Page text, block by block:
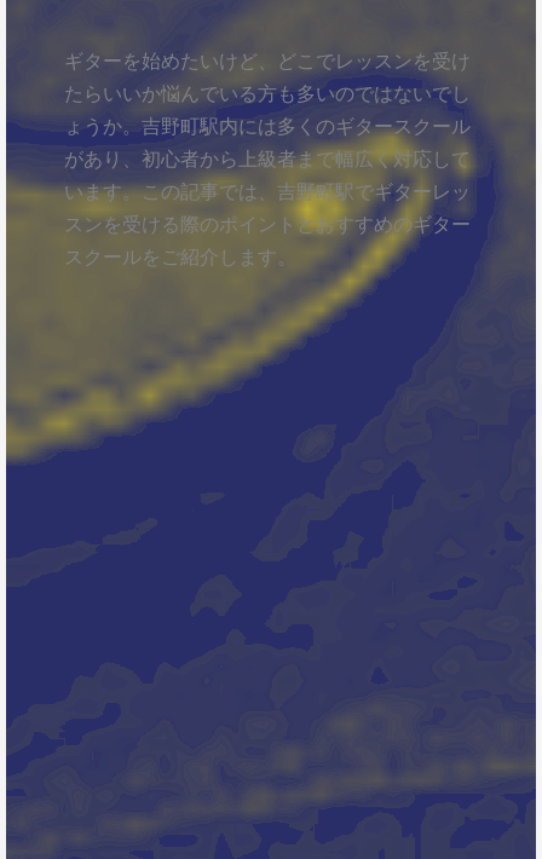
ギターを始めたいけど、どこでレッスンを受け
たらいいか悩んでいる方も多いのではないでし
ょうか。吉野町駅内には多くのギタースクール
があり、初心者から上級者まで幅広く対応して
います。この記事では、吉野町駅でギターレッ
スンを受ける際のポイントとおすすめのギター
スクールをご紹介します。